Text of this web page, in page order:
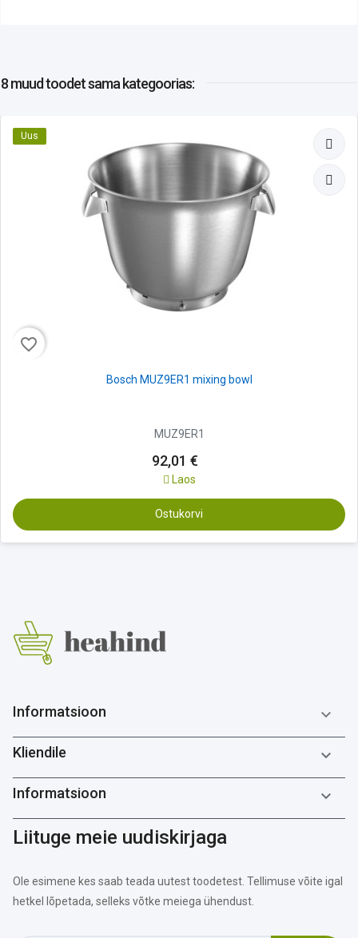
8 muud toodetsama kategoorias:
favorite_border
Uus
Bosch MUZ9ER1 mixing bowl
MUZ9ER1
92,01 €
Laos
Ostukorvi
Informatsioon 
Kliendile 
Informatsioon 
Liituge meie uudiskirjaga
Ole esimene kes saab teada uutest toodetest. Tellimuse võite igal
hetkel lõpetada, selleks võtke meiega ühendust.